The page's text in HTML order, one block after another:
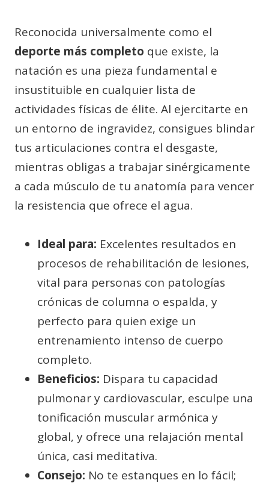
Reconocida universalmente como el
deporte más completo que existe, la
natación es una pieza fundamental e
insustituible en cualquier lista de
actividades físicas de élite. Al ejercitarte en
un entorno de ingravidez, consigues blindar
tus articulaciones contra el desgaste,
mientras obligas a trabajar sinérgicamente
a cada músculo de tu anatomía para vencer
la resistencia que ofrece el agua.
Ideal para: Excelentes resultados en
procesos de rehabilitación de lesiones,
vital para personas con patologías
crónicas de columna o espalda, y
perfecto para quien exige un
entrenamiento intenso de cuerpo
completo.
Beneficios: Dispara tu capacidad
pulmonar y cardiovascular, esculpe una
tonificación muscular armónica y
global, y ofrece una relajación mental
única, casi meditativa.
Consejo: No te estanques en lo fácil;